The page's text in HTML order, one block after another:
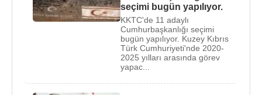
seçimi bugün yapılıyor.
KKTC'de 11 adaylı
Cumhurbaşkanlığı seçimi
bugün yapılıyor. Kuzey Kıbrıs
Türk Cumhuriyeti'nde 2020-
2025 yılları arasında görev
yapac...